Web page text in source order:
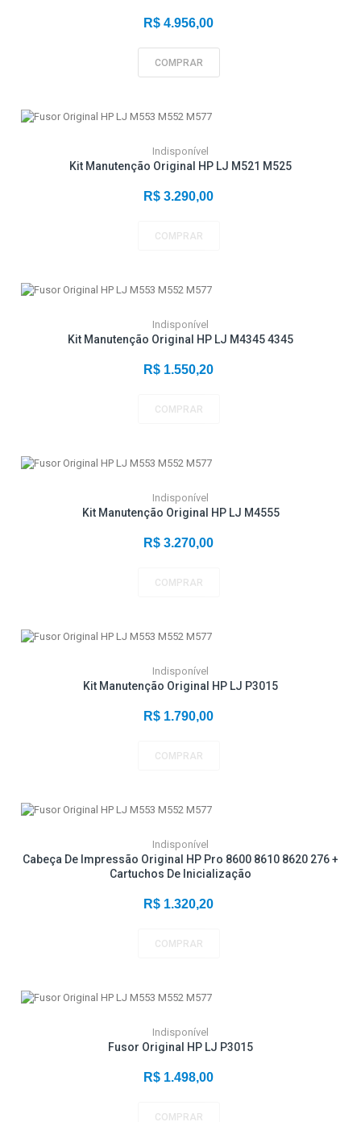
R$ 4.956,00
COMPRAR
Indisponível
Kit Manutenção Original HP LJ M521 M525
R$ 3.290,00
COMPRAR
Indisponível
Kit Manutenção Original HP LJ M4345 4345
R$ 1.550,20
COMPRAR
Indisponível
Kit Manutenção Original HP LJ M4555
R$ 3.270,00
COMPRAR
Indisponível
Kit Manutenção Original HP LJ P3015
R$ 1.790,00
COMPRAR
Indisponível
Cabeça De Impressão Original HP Pro 8600 8610 8620 276 +
Cartuchos De Inicialização
R$ 1.320,20
COMPRAR
Indisponível
Fusor Original HP LJ P3015
R$ 1.498,00
COMPRAR